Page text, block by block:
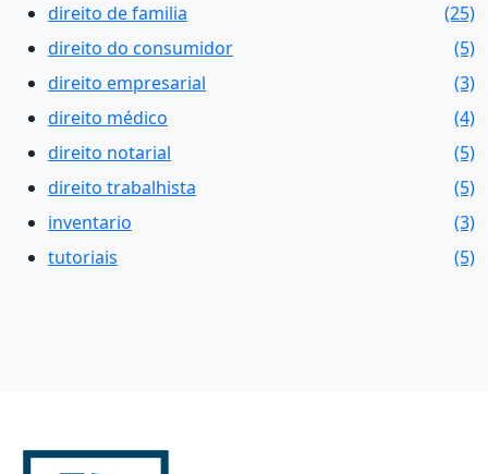
direito de familia
(25)
direito do consumidor
(5)
direito empresarial
(3)
direito médico
(4)
direito notarial
(5)
direito trabalhista
(5)
inventario
(3)
tutoriais
(5)